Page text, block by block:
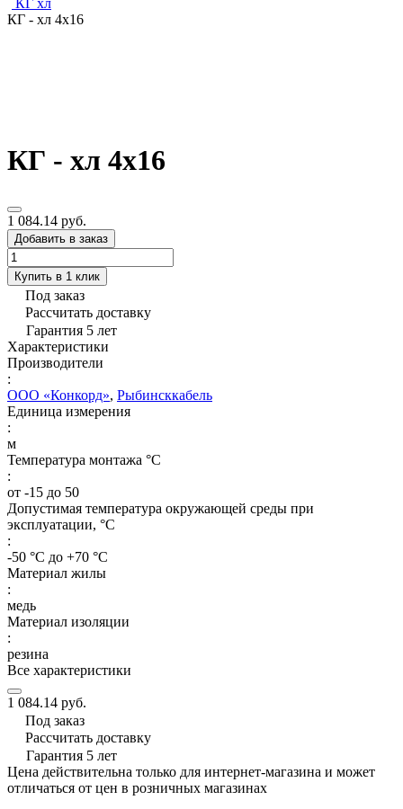
КГ хл
КГ - хл 4х16
КГ - хл 4х16
1 084.14 руб.
Добавить в заказ
Купить в 1 клик
Под заказ
Рассчитать доставку
Гарантия 5 лет
Характеристики
Производители
:
ООО «Конкорд», Рыбинсккабель
Единица измерения
:
м
Температура монтажа °C
:
от -15 до 50
Допустимая температура окружающей среды при
эксплуатации, °C
:
-50 °С до +70 °С
Материал жилы
:
медь
Материал изоляции
:
резина
Все характеристики
1 084.14 руб.
Под заказ
Рассчитать доставку
Гарантия 5 лет
Цена действительна только для интернет-магазина и может
отличаться от цен в розничных магазинах